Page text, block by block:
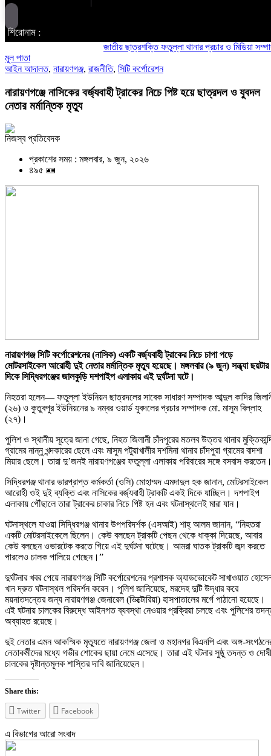
শিরোনাম :
জাতীয় ছাত্রশক্তি ফতুল্লা থানার প্রচার ও মিডিয়া সম্পাদক
মূল পাতা
আইন আদালত, নারায়ণগঞ্জ, রাজনীতি, সিটি কর্পোরেশন
নারায়ণগঞ্জে নাসিকের বর্জ্যবাহী ট্রাকের নিচে পিষ্ট হয়ে ছাত্রদল ও যুবদল
নেতার মর্মান্তিক মৃত্যু
নিজস্ব প্রতিবেদক
প্রকাশের সময় : মঙ্গলবার, ৯ জুন, ২০২৬
৪৯৫ 🪪
নারায়ণগঞ্জ সিটি কর্পোরেশনের (নাসিক) একটি বর্জ্যবাহী ট্রাকের নিচে চাপা পড়ে
মোটরসাইকেল আরোহী দুই নেতার মর্মান্তিক মৃত্যু হয়েছে। মঙ্গলবার (৯ জুন) সন্ধ্যা ছয়টার
দিকে সিদ্ধিরগঞ্জের জালকুড়ি দশপাইপ এলাকায় এই দুর্ঘটনা ঘটে।
নিহতরা হলেন— ফতুল্লা ইউনিয়ন ছাত্রদলের সাবেক সাধারণ সম্পাদক আব্দুল কাদির
(২৬) ও কুতুবপুর ইউনিয়নের ৯ নম্বর ওয়ার্ড যুবদলের প্রচার সম্পাদক মো. মাসুম বিল্লাহ
(২৭)।
পুলিশ ও স্থানীয় সূত্রে জানা গেছে, নিহত জিলানী চাঁদপুরের মতলব উত্তর থানার
গ্রামের নান্নু খন্দকারের ছেলে এবং মাসুম পটুয়াখালীর দশমিনা থানার চাঁদপুরা গ্রামের বাদশা
মিয়ার ছেলে। তারা দু’জনই নারায়ণগঞ্জের ফতুল্লা এলাকায় পরিবারের সঙ্গে বসবাস
সিদ্ধিরগঞ্জ থানার ভারপ্রাপ্ত কর্মকর্তা (ওসি) মোহাম্মদ এমদাদুল হক জানান, মোটরসাইকেল
আরোহী ওই দুই ব্যক্তি এবং নাসিকের বর্জ্যবাহী ট্রাকটি একই দিকে যাচ্ছিল। দশপাইপ
এলাকায় পৌঁছালে তারা ট্রাকের চাকার নিচে পিষ্ট হন এবং ঘটনাস্থলেই মারা যান।
ঘটনাস্থলে যাওয়া সিদ্ধিরগঞ্জ থানার উপপরিদর্শক (এসআই) শাহ্ আলম জানান, “নিহতরা
একটি মোটরসাইকেলে ছিলেন। কেউ বলছেন ট্রাকটি পেছন থেকে ধাক্কা দিয়েছে, আবার
কেউ বলছেন ওভারটেক করতে গিয়ে এই দুর্ঘটনা ঘটেছে। আমরা ঘাতক ট্রাকটি জব্দ করতে
পারলেও চালক পালিয়ে গেছেন।”
দুর্ঘটনার খবর পেয়ে নারায়ণগঞ্জ সিটি কর্পোরেশনের প্রশাসক অ্যাডভোকেট সাখাওয়াত
খান দ্রুত ঘটনাস্থল পরিদর্শন করেন। পুলিশ জানিয়েছে, মরদেহ দুটি উদ্ধার করে
ময়নাতদন্তের জন্য নারায়ণগঞ্জ জেনারেল (ভিক্টোরিয়া) হাসপাতালের মর্গে পাঠানো হয়েছে।
এই ঘটনায় চালকের বিরুদ্ধে আইনগত ব্যবস্থা নেওয়ার প্রক্রিয়া চলছে এবং পুলিশের
অব্যাহত রয়েছে।
দুই নেতার এমন আকস্মিক মৃত্যুতে নারায়ণগঞ্জ জেলা ও মহানগর বিএনপি এবং অঙ্গ-
নেতাকর্মীদের মধ্যে গভীর শোকের ছায়া নেমে এসেছে। তারা এই ঘটনার সুষ্ঠু তদন্ত ও দোষী
চালকের দৃষ্টান্তমূলক শাস্তির দাবি জানিয়েছেন।
Share this:
Twitter Facebook
এ বিভাগের আরো সংবাদ